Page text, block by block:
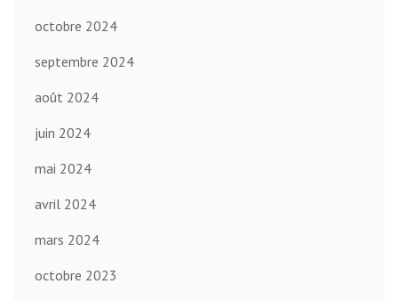
octobre 2024
septembre 2024
août 2024
juin 2024
mai 2024
avril 2024
mars 2024
octobre 2023